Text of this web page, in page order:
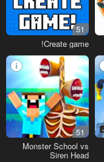
51
Create game!
51
Monster School vs
Siren Head